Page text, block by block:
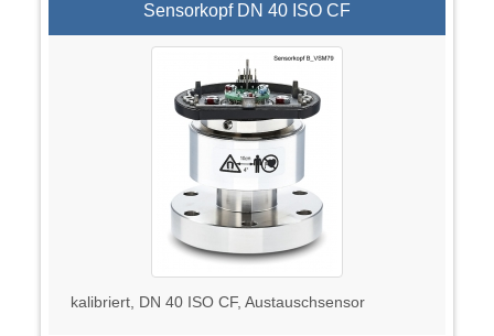
Sensorkopf DN 40 ISO CF
kalibriert, DN 40 ISO CF, Austauschsensor